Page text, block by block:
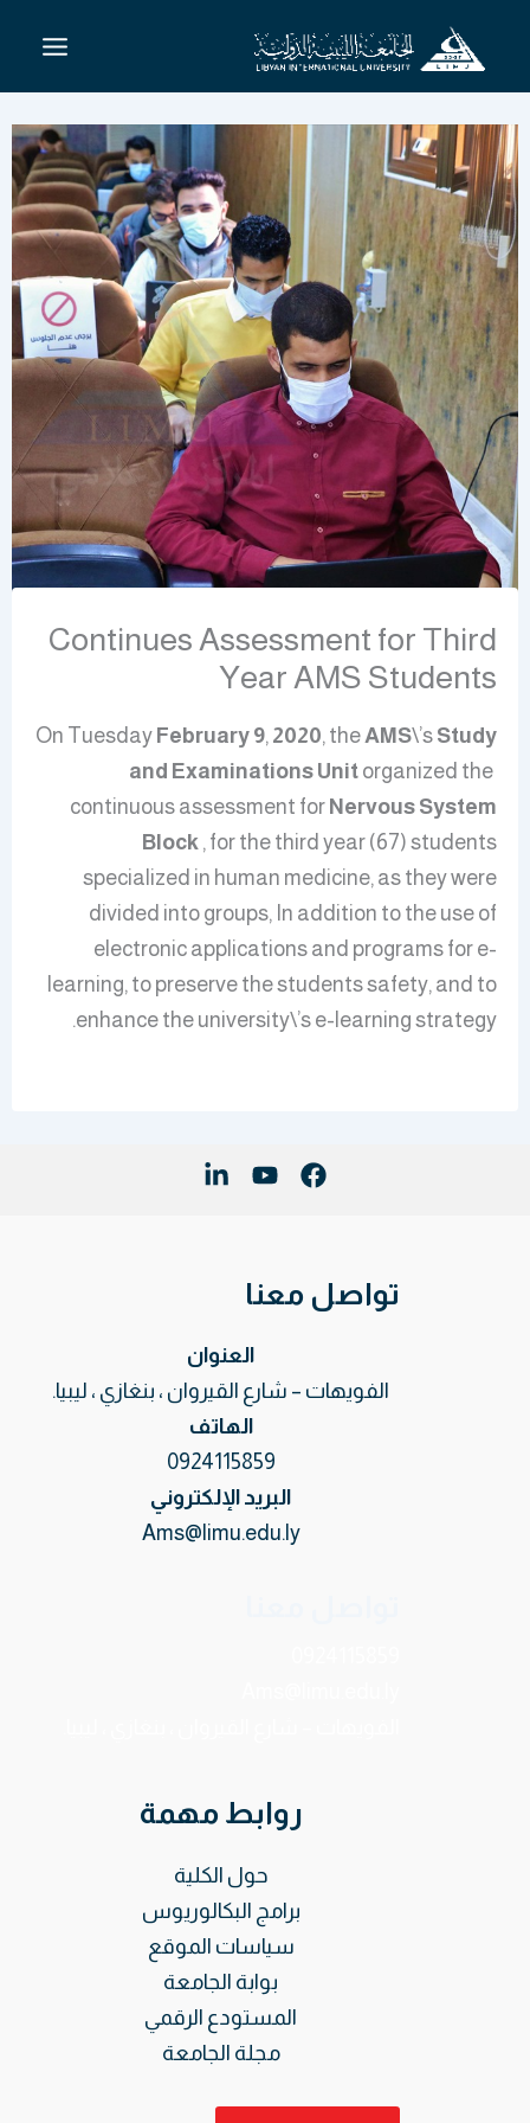
المحتوى
Continues Assessment for Third
Year AMS Students
On TuesdayFebruary 9, 2020, theAMS\’sStudy
and ExaminationsUnitorganized the
continuous assessment forNervous System
Block , for the third year (67) students
specialized in human medicine, as they were
divided into groups, In addition to the use of
electronic applications and programs for e-
learning, to preserve the students safety, and to
enhance the university\’s e-learning strategy.
تواصل معنا
العنوان
الفويهات – شارع القيروان ، بنغازي ، ليبيا.
الهاتف
0924115859
البريد الإلكتروني
Ams@limu.edu.ly
روابط مهمة
حول الكلية
برامج البكالوريوس
سياسات الموقع
بوابة الجامعة
المستودع الرقمي
مجلة الجامعة